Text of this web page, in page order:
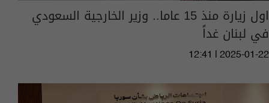
اول زيارة منذ 15 عاما.. وزير الخارجية السعودي
في لبنان غداً
12:41 | 2025-01-22